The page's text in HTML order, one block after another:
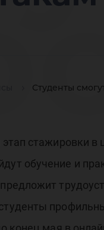
Студенты
стажировки в
обучение и